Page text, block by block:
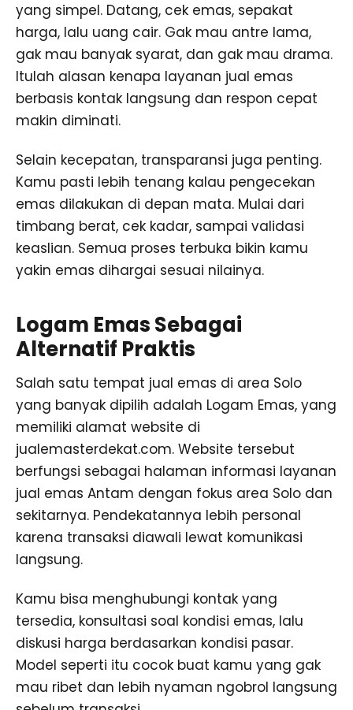
yang simpel. Datang, cek emas, sepakat
harga, lalu uang cair. Gak mau antre lama,
gak mau banyak syarat, dan gak mau drama.
Itulah alasan kenapa layanan jual emas
berbasis kontak langsung dan respon cepat
makin diminati.
Selain kecepatan, transparansi juga penting.
Kamu pasti lebih tenang kalau pengecekan
emas dilakukan di depan mata. Mulai dari
timbang berat, cek kadar, sampai validasi
keaslian. Semua proses terbuka bikin kamu
yakin emas dihargai sesuai nilainya.
Logam Emas Sebagai
Alternatif Praktis
Salah satu tempat jual emas di area Solo
yang banyak dipilih adalah Logam Emas, yang
memiliki alamat website di
jualemasterdekat.com. Website tersebut
berfungsi sebagai halaman informasi layanan
jual emas Antam dengan fokus area Solo dan
sekitarnya. Pendekatannya lebih personal
karena transaksi diawali lewat komunikasi
langsung.
Kamu bisa menghubungi kontak yang
tersedia, konsultasi soal kondisi emas, lalu
diskusi harga berdasarkan kondisi pasar.
Model seperti itu cocok buat kamu yang gak
mau ribet dan lebih nyaman ngobrol langsung